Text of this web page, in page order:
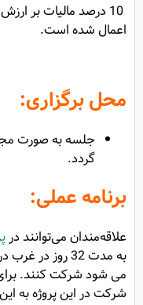
10 درصد مالیات بر
اعمال شده است.
محل برگزاری:
جلسه به صورت
گردد.
برنامه عملی:
علاقه‌مندان می‌توانند در
به مدت 32 روز
می ‌شود شرکت کنند.
شرکت در این پروژه به این